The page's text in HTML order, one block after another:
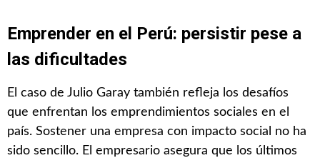
Emprender en el Perú: persistir pese a
las dificultades
El caso de Julio Garay también refleja los desafíos
que enfrentan los emprendimientos sociales en el
país. Sostener una empresa con impacto social no ha
sido sencillo. El empresario asegura que los últimos